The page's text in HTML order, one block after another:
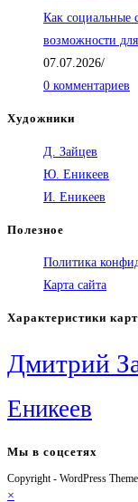
Как социальные
возможности
07.07.2026/
0 комментариев
Художники
Д. Зайцев
Ю. Еникеев
И. Еникеев
Полезное
Политика
Карта сайта
Характеристики
Дмитрий
Еникеев
Мы в соцсетях
Откроется
Откроется
Откроется
Откроется
Copyright - WordPress
×